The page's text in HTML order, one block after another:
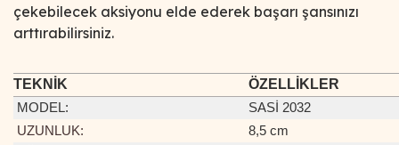
çekebilecek aksiyonu elde ederek başarı şansınızı
arttırabilirsiniz.
TEKNİK ÖZELLİKLER
MODEL:
SASİ 2032
UZUNLUK:
8,5 cm